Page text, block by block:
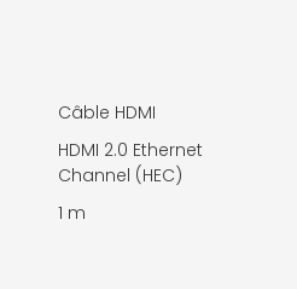
Câble HDMI
HDMI 2.0 Ethernet
Channel (HEC)
1 m